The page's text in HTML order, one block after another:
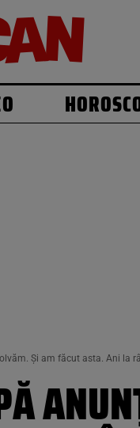
Și am făcut asta. Ani la